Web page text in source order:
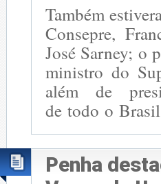
Também
Consepre,
José Sarney; o
ministro do
além de
de todo o
Penha